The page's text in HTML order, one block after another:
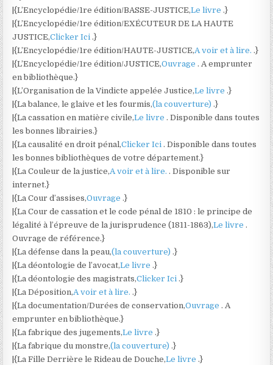
|{L’Encyclopédie/1re édition/BASSE-JUSTICE,Le livre .}
|{L’Encyclopédie/1re édition/EXÉCUTEUR DE LA HAUTE
JUSTICE,Clicker Ici .}
|{L’Encyclopédie/1re édition/HAUTE-JUSTICE,A voir et à lire. .}
|{L’Encyclopédie/1re édition/JUSTICE,Ouvrage . A emprunter
en bibliothèque.}
|{L’Organisation de la Vindicte appelée Justice,Le livre .}
|{La balance, le glaive et les fourmis,(la couverture) .}
|{La cassation en matière civile,Le livre . Disponible dans toutes
les bonnes librairies.}
|{La causalité en droit pénal,Clicker Ici . Disponible dans toutes
les bonnes bibliothèques de votre département.}
|{La Couleur de la justice,A voir et à lire. . Disponible sur
internet.}
|{La Cour d’assises,Ouvrage .}
|{La Cour de cassation et le code pénal de 1810 : le principe de
légalité à l’épreuve de la jurisprudence (1811-1863),Le livre .
Ouvrage de référence.}
|{La défense dans la peau,(la couverture) .}
|{La déontologie de l’avocat,Le livre .}
|{La déontologie des magistrats,Clicker Ici .}
|{La Déposition,A voir et à lire. .}
|{La documentation/Durées de conservation,Ouvrage . A
emprunter en bibliothèque.}
|{La fabrique des jugements,Le livre .}
|{La fabrique du monstre,(la couverture) .}
|{La Fille Derrière le Rideau de Douche,Le livre .}